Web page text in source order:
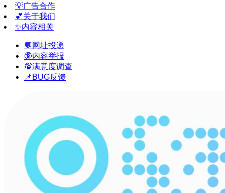
💡广告合作
💕关于我们
✨内容相关
💬网址投递
🔞内容举报
💯满意度调查
📌BUG反馈